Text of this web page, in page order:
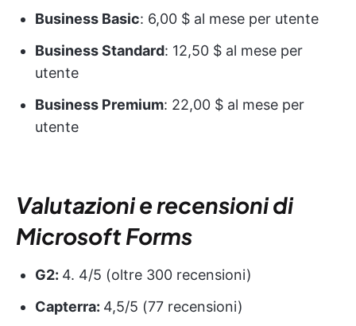
Business Basic: 6,00 $ al mese per utente
Business Standard: 12,50 $ al mese per
utente
Business Premium: 22,00 $ al mese per
utente
Valutazioni e recensioni di
Microsoft Forms
G2: 4. 4/5 (oltre 300 recensioni)
Capterra: 4,5/5 (77 recensioni)